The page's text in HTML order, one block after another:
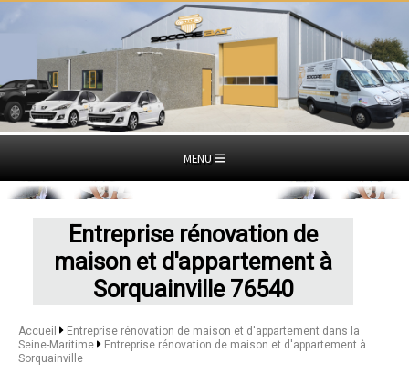
MENU
Entreprise rénovation de
maison et d'appartement à
Sorquainville 76540
Accueil
Entreprise rénovation de maison et d'appartement dans la
Seine-Maritime
Entreprise rénovation de maison et d'appartement à
Sorquainville